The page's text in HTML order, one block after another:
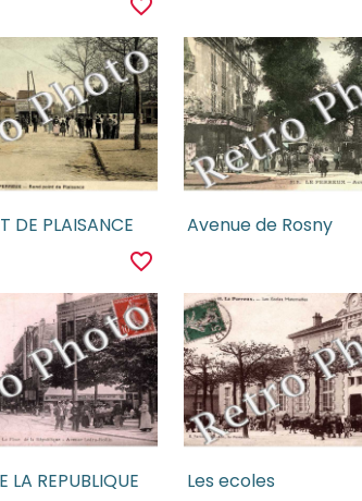
favorite_border
DE PLAISANCE
favorite_border
Avenue de Rosny
LA REPUBLIQUE Les ecoles